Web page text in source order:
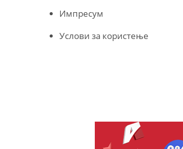
Импресум
Услови за користење